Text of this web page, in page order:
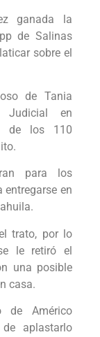
ganada la
de Salinas
sobre el
de Tania
Judicial en
de los 110
para los
entregarse en
trato, por lo
le retiró el
una posible
casa.
de Américo
aplastarlo